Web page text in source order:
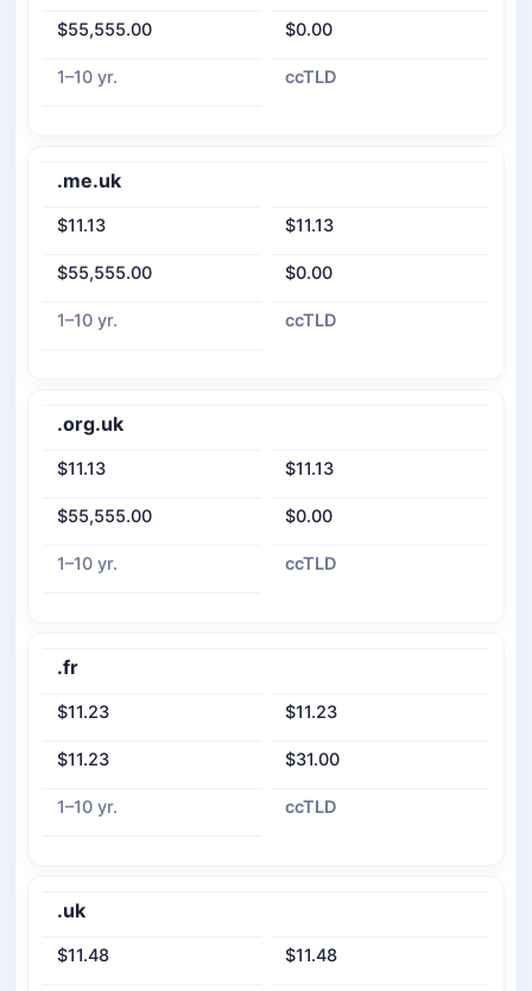
$55,555.00 $0.00
1–10 yr. ccTLD
.me.uk
$11.13 $11.13
$55,555.00 $0.00
1–10 yr. ccTLD
.org.uk
$11.13 $11.13
$55,555.00 $0.00
1–10 yr. ccTLD
.fr
$11.23 $11.23
$11.23 $31.00
1–10 yr. ccTLD
.uk
$11.48 $11.48